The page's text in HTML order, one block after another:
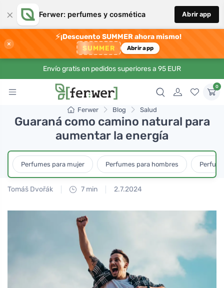
× Ferwer: perfumes y cosmética Abrir app
×
⚡¡Descuento SUMMER ahora mismo!
SUMMER Abrir app
Envío gratis en pedidos superiores a 95 EUR
0
Ferwer Blog Salud
Guaraná como camino natural para
aumentar la energía
Perfumes para mujer Perfumes para hombres
Tomáš Dvořák 7 min 2.7.2024